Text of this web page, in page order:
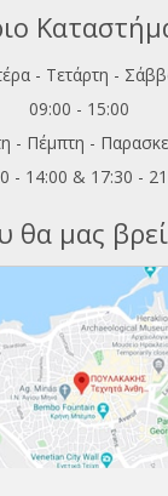
- Τετάρτη -
09:00 - 15:00
- Πέμπτη -
- 14:00 & 17:30 -
θα μας